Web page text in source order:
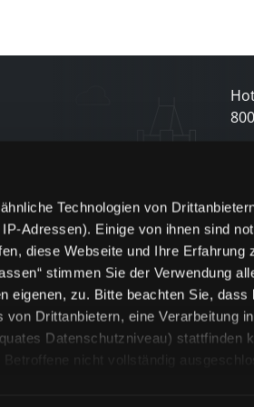
Technologien von
Adressen). Einige von ihnen sind
diese Webseite und Ihre Erfahrung
stimmen Sie der Verwendung
eigenen, zu. Bitte beachten Sie, dass
Drittanbietern, eine Verarbeitung
Datenschutzniveau) stattfinden
nicht vollständig
800